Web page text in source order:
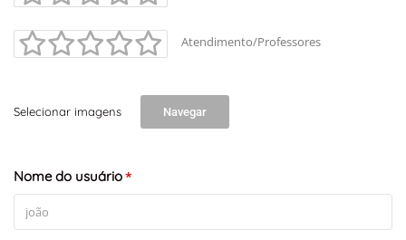
Atendimento/Professores
Selecionar imagens Navegar
Nome do usuário*